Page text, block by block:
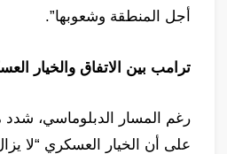
أجل المنطقة وشعوبها”.
ترامب بين الاتفاق والخيار
رغم المسار الدبلوماسي، شدد
على أن الخيار العسكري “لا